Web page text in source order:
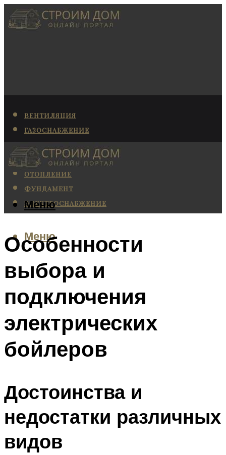
ВЕНТИЛЯЦИЯ
ГАЗОСНАБЖЕНИЕ
КАНАЛИЗАЦИЯ
КОНДИЦИОНИРОВАНИЕ
ОТОПЛЕНИЕ
ФУНДАМЕНТ
ЭЛЕКТРОСНАБЖЕНИЕ
Меню
Меню
Особенности
выбора и
подключения
электрических
бойлеров
Достоинства и
недостатки различных
видов